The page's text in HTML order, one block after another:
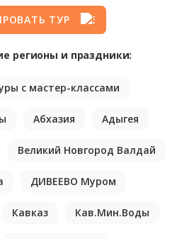
ТУР
регионы и праздники:
с мастер-классами
Абхазия Адыгея
Великий Новгород Валдай
ДИВЕЕВО Муром
Кавказ Кав.Мин.Воды